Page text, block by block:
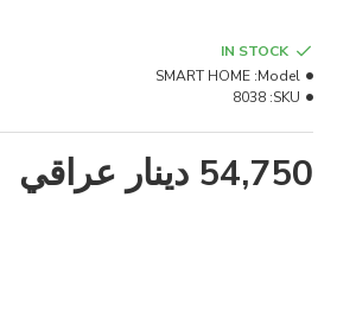
54,750 دينار عراقي
IN STOCK
Model:
SMART HOME
SKU:
8038